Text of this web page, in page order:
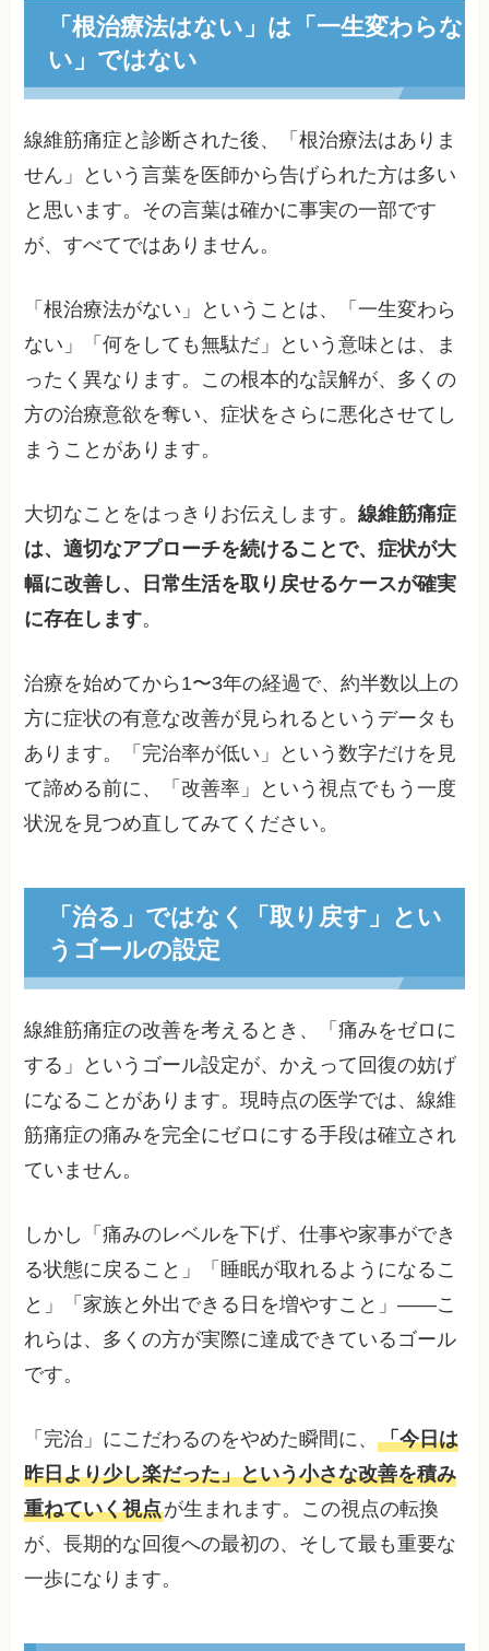
「根治療法はない」は「一生変わらな
い」ではない
線維筋痛症と診断された後、「根治療法はありま
せん」という言葉を医師から告げられた方は多い
と思います。その言葉は確かに事実の一部です
が、すべてではありません。
「根治療法がない」ということは、「一生変わら
ない」「何をしても無駄だ」という意味とは、ま
ったく異なります。この根本的な誤解が、多くの
方の治療意欲を奪い、症状をさらに悪化させてし
まうことがあります。
大切なことをはっきりお伝えします。線維筋痛症
は、適切なアプローチを続けることで、症状が大
幅に改善し、日常生活を取り戻せるケースが確実
に存在します。
治療を始めてから1〜3年の経過で、約半数以上の
方に症状の有意な改善が見られるというデータも
あります。「完治率が低い」という数字だけを見
て諦める前に、「改善率」という視点でもう一度
状況を見つめ直してみてください。
「治る」ではなく「取り戻す」とい
うゴールの設定
線維筋痛症の改善を考えるとき、「痛みをゼロに
する」というゴール設定が、かえって回復の妨げ
になることがあります。現時点の医学では、線維
筋痛症の痛みを完全にゼロにする手段は確立され
ていません。
しかし「痛みのレベルを下げ、仕事や家事ができ
る状態に戻ること」「睡眠が取れるようになるこ
と」「家族と外出できる日を増やすこと」——こ
れらは、多くの方が実際に達成できているゴール
です。
「完治」にこだわるのをやめた瞬間に、「今日は
昨日より少し楽だった」という小さな改善を積み
重ねていく視点が生まれます。この視点の転換
が、長期的な回復への最初の、そして最も重要な
一歩になります。